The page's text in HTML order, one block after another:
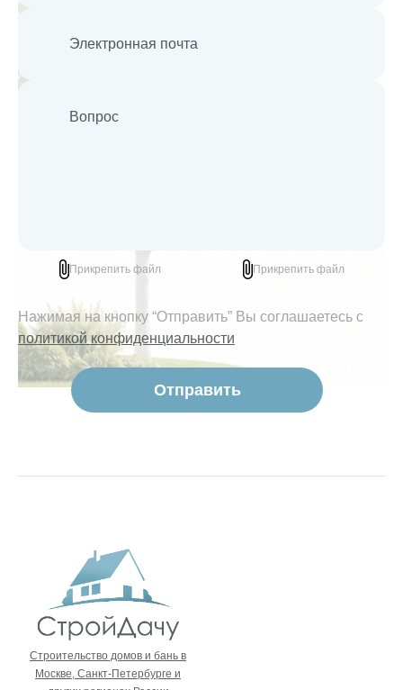
Прикрепить файл Прикрепить файл
Нажимая на кнопку “Отправить” Вы соглашаетесь с
политикой конфиденциальности
Строительство домов и бань в
Москве, Санкт-Петербурге и